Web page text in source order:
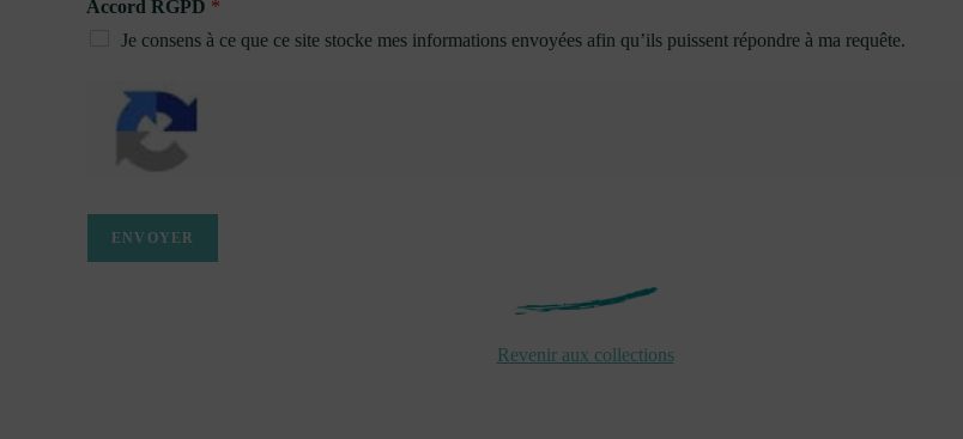
Accord RGPD *
Je consens à ce que ce site stocke mes informations envoyées afin qu’ils puissent répondre à ma requête.
ENVOYER
Revenir aux collections